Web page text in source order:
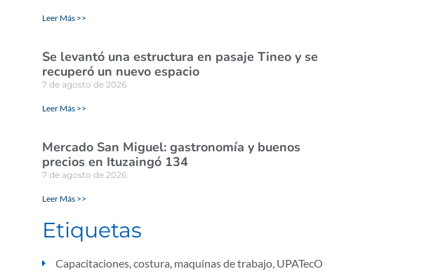
Leer Más >>
Se levantó una estructura en pasaje Tineo y se
recuperó un nuevo espacio
7 de agosto de 2026
Leer Más >>
Mercado San Miguel: gastronomía y buenos
precios en Ituzaingó 134
7 de agosto de 2026
Leer Más >>
Etiquetas
Capacitaciones,costura, maquinas de trabajo, UPATecO